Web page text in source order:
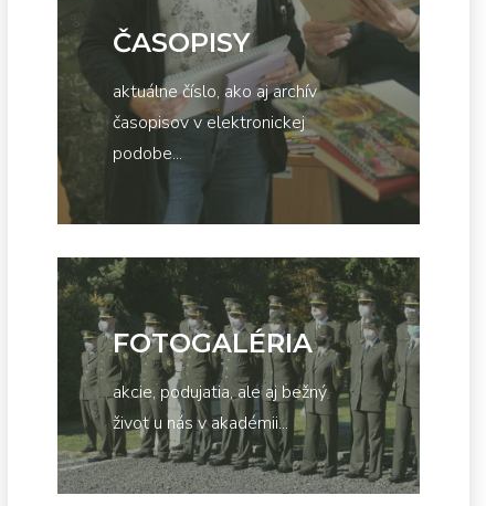
ČASOPISY
aktuálne číslo, ako aj archív
časopisov v elektronickej
podobe...
FOTOGALÉRIA
akcie, podujatia, ale aj bežný
život u nás v akadémii...